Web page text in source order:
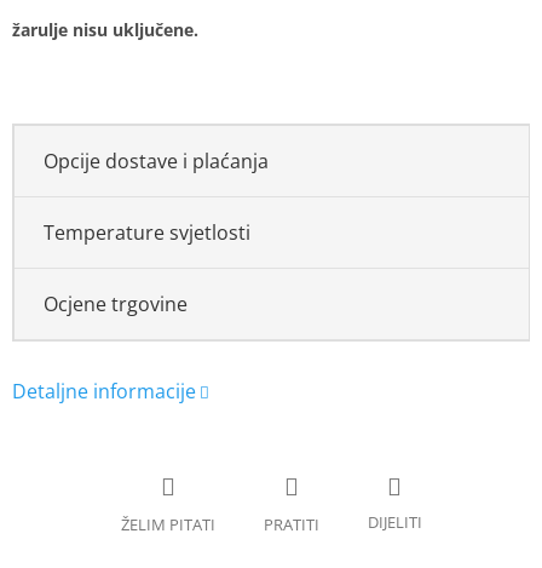
žarulje nisu uključene.
Opcije dostave i plaćanja
Temperature svjetlosti
Ocjene trgovine